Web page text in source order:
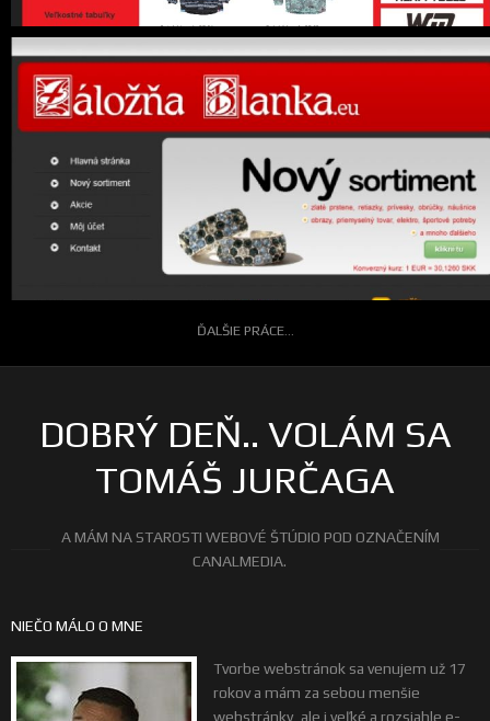
ĎALŠIE PRÁCE...
DOBRÝ DEŇ.. VOLÁM SA
TOMÁŠ JURČAGA
A MÁM NA STAROSTI WEBOVÉ ŠTÚDIO POD OZNAČENÍM
CANALMEDIA.
NIEČO MÁLO O MNE
Tvorbe webstránok sa venujem už 17
rokov a mám za sebou menšie
webstránky, ale i veľké a rozsiahle e-